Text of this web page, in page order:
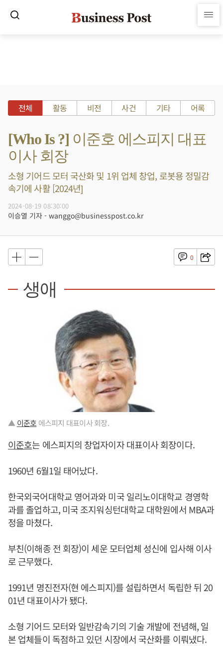
전체 활동 비전 사건 기타 어록
[Who Is ?] 이준호 에스피지 대표
이사 회장
소형 기어드 모터 국산화 및 1위 업체 창업, 로봇용 정밀감
속기에 사활 [2024년]
2024-08-19 08:30:00
이승열 기자 - wanggo@businesspost.co.kr
0
생애
▲ 이준호 에스피지 대표이사 회장.
이준호는 에스피지의 창업자이자 대표이사 회장이다.
1960년 6월1일 태어났다.
한국외국어대학교 영어과와 미국 일리노이대학교 경영학
과를 졸업하고, 미국 조지워싱턴대학교 대학원에서 MBA과
정을 마쳤다.
부친(이해종 전 회장)이 세운 모터업체 성신에 입사해 이사
로 근무했다.
1991년 명진전자(현 에스피지)를 설립하면서 독립한 뒤 20
01년 대표이사가 됐다.
소형 기어드 모터와 일반감속기의 기술 개발에 전념해, 일
본 업체들이 독점하고 있던 시장에서 국산화를 이뤄냈다.